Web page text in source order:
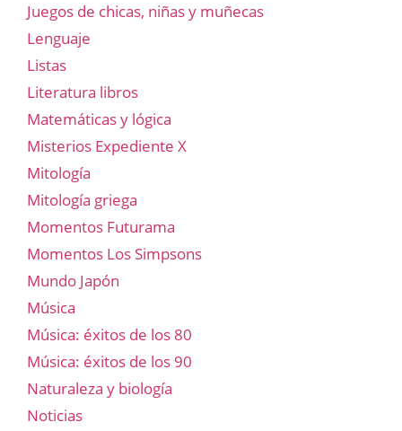
Juegos de chicas, niñas y muñecas
Lenguaje
Listas
Literatura libros
Matemáticas y lógica
Misterios Expediente X
Mitología
Mitología griega
Momentos Futurama
Momentos Los Simpsons
Mundo Japón
Música
Música: éxitos de los 80
Música: éxitos de los 90
Naturaleza y biología
Noticias